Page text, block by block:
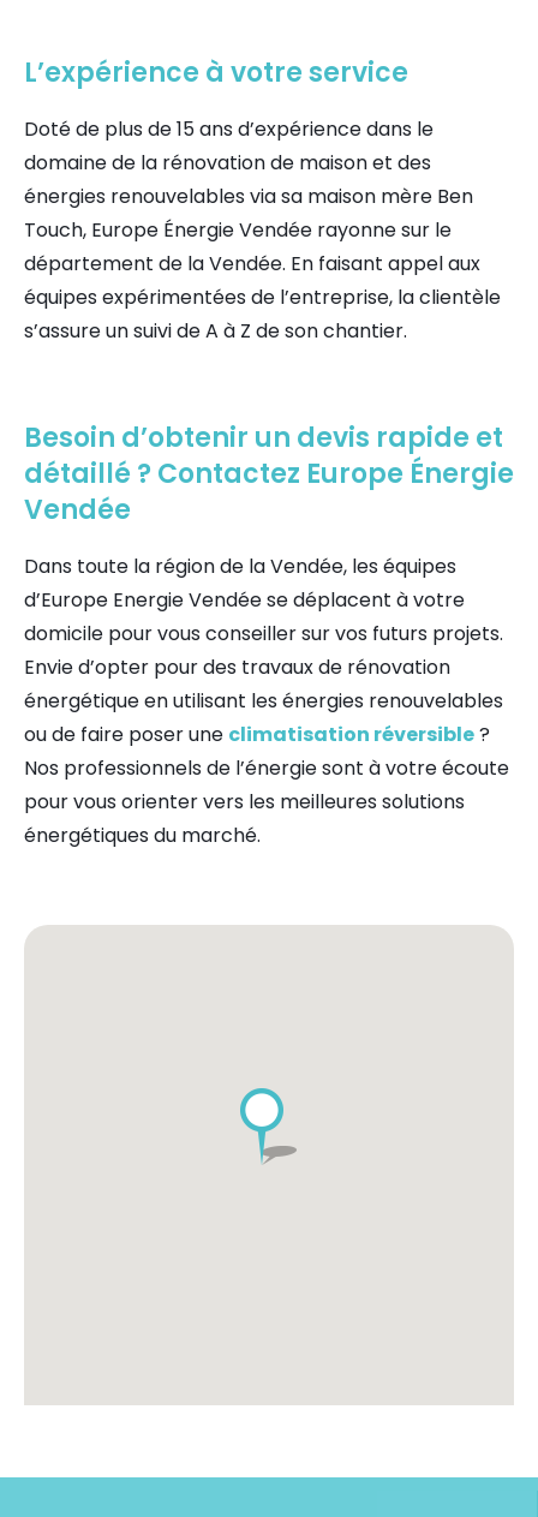
L’expérience à votre service
Doté de plus de 15 ans d’expérience dans le
domaine de la rénovation de maison et des
énergies renouvelables via sa maison mère Ben
Touch, Europe Énergie Vendée rayonne sur le
département de la Vendée. En faisant appel aux
équipes expérimentées de l’entreprise, la clientèle
s’assure un suivi de A à Z de son chantier.
Besoin d’obtenir un devis rapide et
détaillé ? Contactez Europe Énergie
Vendée
Dans toute la région de la Vendée, les équipes
d’Europe Energie Vendée se déplacent à votre
domicile pour vous conseiller sur vos futurs projets.
Envie d’opter pour des travaux de rénovation
énergétique en utilisant les énergies renouvelables
ou de faire poser une climatisation réversible?
Nos professionnels de l’énergie sont à votre écoute
pour vous orienter vers les meilleures solutions
énergétiques du marché.